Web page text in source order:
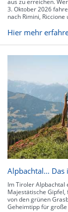
aus zu erreichen.
3. Oktober 2026
nach Rimini,
Hier mehr
Alpbachtal… Das
Im Tiroler
Majestätische
von den grünen
Geheimtipp für